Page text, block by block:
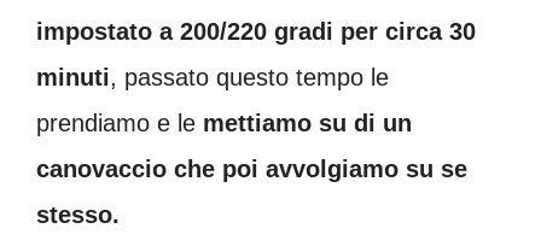
impostato a 200/220 gradi per circa 30
minuti, passato questo tempo le
prendiamo e le mettiamo su di un
canovaccio che poi avvolgiamo su se
stesso.